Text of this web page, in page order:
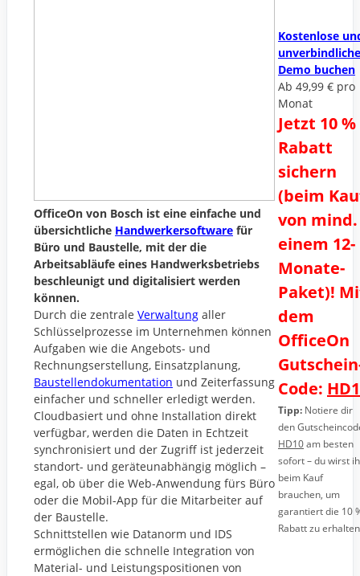
OfficeOn von Bosch ist eine einfache und
übersichtliche Handwerkersoftware für
Büro und Baustelle, mit der die
Arbeitsabläufe eines Handwerksbetriebs
beschleunigt und digitalisiert werden
können.
Durch die zentrale Verwaltung aller
Schlüsselprozesse im Unternehmen können
Aufgaben wie die Angebots- und
Rechnungserstellung, Einsatzplanung,
Baustellendokumentation und Zeiterfassung
einfacher und schneller erledigt werden.
Cloudbasiert und ohne Installation direkt
verfügbar, werden die Daten in Echtzeit
synchronisiert und der Zugriff ist jederzeit
standort- und geräteunabhängig möglich –
egal, ob über die Web-Anwendung fürs Büro
oder die Mobil-App für die Mitarbeiter auf
der Baustelle.
Schnittstellen wie Datanorm und IDS
ermöglichen die schnelle Integration von
Material- und Leistungspositionen von
Kostenlose
unverbindliche
Demo buchen
Ab 49,99 € pro
Monat
Jetzt 10 %
Rabatt
sichern
(beim
von mind.
einem 12-
Monate-
Paket)!
dem
OfficeOn
Code:
Tipp: Notiere dir
den
HD10am besten
sofort – du wirst
beim Kauf
brauchen, um
garantiert die 10
Rabatt zu